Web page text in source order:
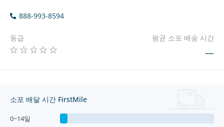
888-993-8594
등급 평균 소포 배송 시간
—
소포 배달 시간 FirstMile
0~14일